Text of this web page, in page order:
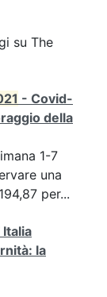
su The
- Covid-
della
1-7
una
per...
Italia
la